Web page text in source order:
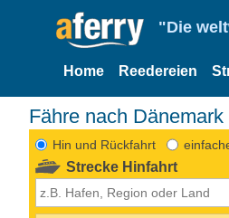
"Die
Home Reedereien
Fähre nach Dänemark
Hin und Rückfahrt
Strecke Hinfahrt